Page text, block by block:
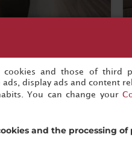
cookies and those of third
display ads and content
You can change your
and the processing of